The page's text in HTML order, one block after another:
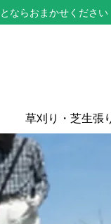
ならおまかせください
草刈り・芝生張